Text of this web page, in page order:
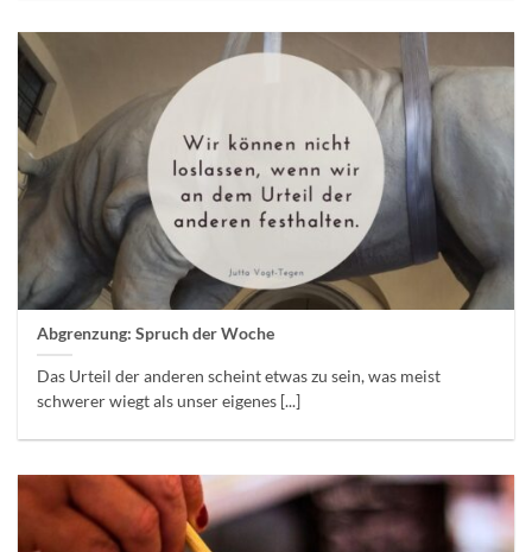
Abgrenzung: Spruch der Woche
Das Urteil der anderen scheint etwas zu sein, was meist
schwerer wiegt als unser eigenes [...]